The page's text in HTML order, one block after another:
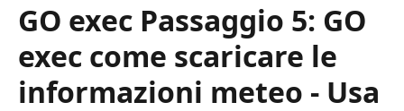
GO exec Passaggio 5: GO
exec come scaricare le
informazioni meteo - Usa